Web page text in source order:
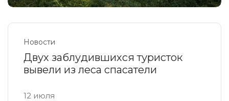
Новости
Двух заблудившихся туристок
вывели из леса спасатели
12 июля